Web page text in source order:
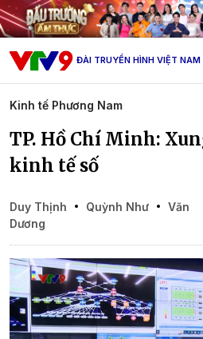
ĐÀI TRUYỀN HÌNH VIỆT NAM
Kinh tế Phương Nam
TP. Hồ Chí Minh:
kinh tế số
Duy Thịnh Quỳnh Như
Văn
Dương